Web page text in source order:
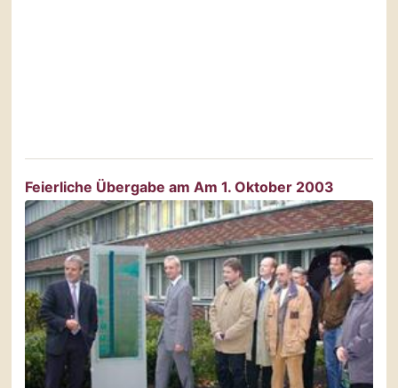
Feierliche Übergabe am Am 1. Oktober 2003